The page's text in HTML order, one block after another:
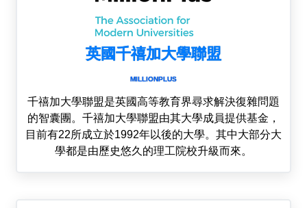
英國千禧加大學聯盟
MILLIONPLUS
千禧加大學聯盟是英國高等教育界尋求解決復雜問題
的智囊團。千禧加大學聯盟由其大學成員提供基金，
目前有22所成立於1992年以後的大學。其中大部分大
學都是由歷史悠久的理工院校升級而來。